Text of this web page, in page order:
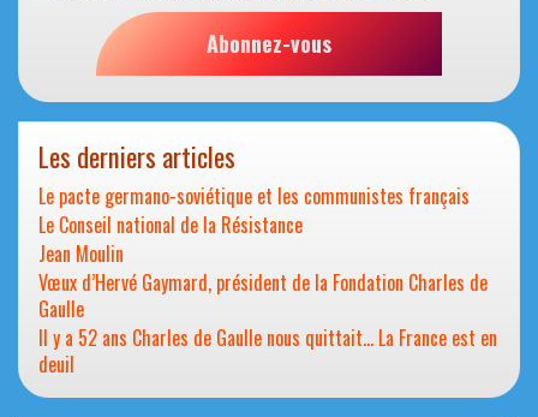
Abonnez-vous
Les derniers articles
Le pacte germano-soviétique et les communistes français
Le Conseil national de la Résistance
Jean Moulin
Vœux d’Hervé Gaymard, président de la Fondation Charles de
Gaulle
Il y a 52 ans Charles de Gaulle nous quittait… La France est en
deuil